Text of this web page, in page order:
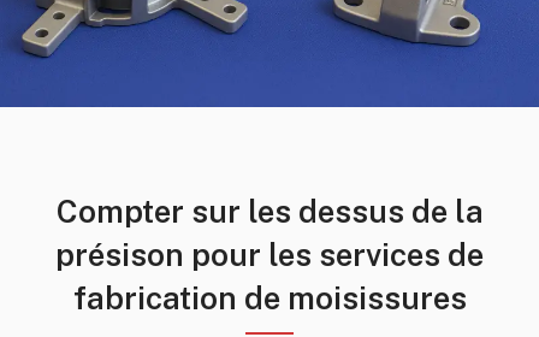
Compter sur les dessus de la
présison pour les services de
fabrication de moisissures